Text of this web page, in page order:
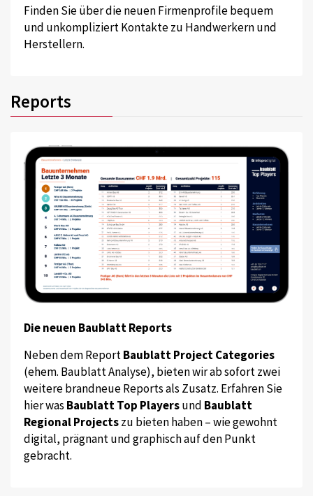
Finden Sie über die neuen Firmenprofile bequem
und unkompliziert Kontakte zu Handwerkern und
Herstellern.
Reports
Die neuen Baublatt Reports
Neben dem ReportBaublatt Project Categories
(ehem. Baublatt Analyse), bieten wir ab sofort zwei
weitere brandneue Reports als Zusatz. Erfahren Sie
hier was Baublatt Top Playersund Baublatt
Regional Projectszu bieten haben – wie gewohnt
digital, prägnant und graphisch auf den Punkt
gebracht.